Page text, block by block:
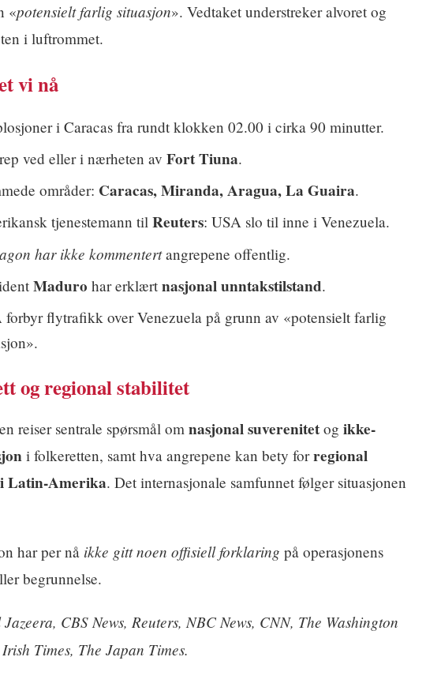
«potensielt farlig situasjon». Vedtaket understreker alvoret og
i luftrommet.
vi nå
i Caracas fra rundt klokken 02.00 i cirka 90 minutter.
ved eller i nærheten av Fort Tiuna.
områder: Caracas, Miranda, Aragua, La Guaira.
tjenestemann tilReuters: USA slo til inne i Venezuela.
har ikke kommentertangrepene offentlig.
Maduro har erklært nasjonal unntakstilstand.
forbyr flytrafikk over Venezuela på grunn av «potensielt farlig
og regional stabilitet
reiser sentrale spørsmål om nasjonal suverenitet og ikke-
i folkeretten, samt hva angrepene kan bety forregional
Latin-Amerika. Det internasjonale samfunnet følger situasjonen
har per nå ikke gitt noen offisiell forklaring på operasjonens
begrunnelse.
CBS News, Reuters, NBC News, CNN, The Washington
Times, The Japan Times.